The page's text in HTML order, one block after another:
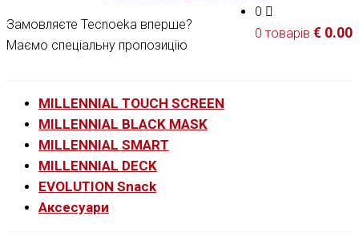
0
0 товарів € 0.00
Замовляєте Tecnoeka вперше?
Маємо спеціальну пропозицію
MILLENNIAL TOUCH SCREEN
MILLENNIAL BLACK MASK
MILLENNIAL SMART
MILLENNIAL DECK
EVOLUTION Snack
Аксесуари